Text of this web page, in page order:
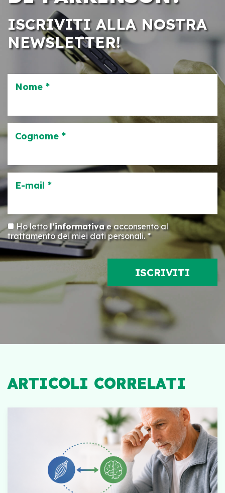
ISCRIVITI ALLA NOSTRA
NEWSLETTER!
Nome *
Cognome *
E-mail *
Ho lettol’informativae acconsento al
trattamento dei miei dati personali. *
ARTICOLI CORRELATI